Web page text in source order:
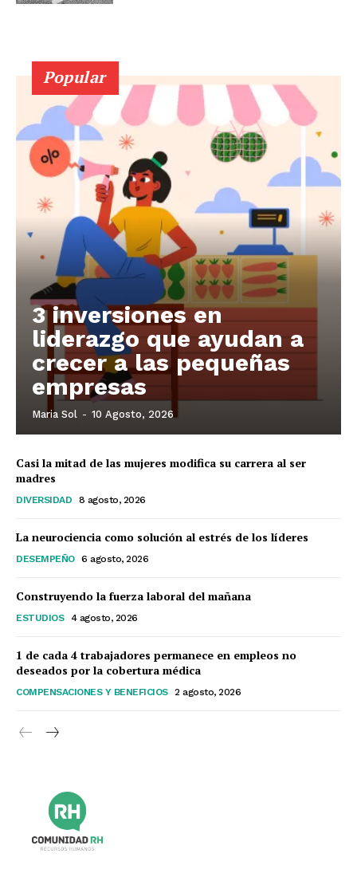
Popular
3 inversiones en
liderazgo que ayudan a
crecer a las pequeñas
empresas
Maria Sol - 10 Agosto, 2026
Casi la mitad de las mujeres modifica su carrera al ser
madres
DIVERSIDAD 8 agosto, 2026
La neurociencia como solución al estrés de los líderes
DESEMPEÑO 6 agosto, 2026
Construyendo la fuerza laboral del mañana
ESTUDIOS 4 agosto, 2026
1 de cada 4 trabajadores permanece en empleos no
deseados por la cobertura médica
COMPENSACIONES Y BENEFICIOS 2 agosto, 2026